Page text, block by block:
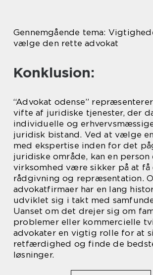
Gennemgående tema:
vælge den rette advokat
Konklusion:
“Advokat odense”
vifte af juridiske tjenester, der
individuelle og
juridisk bistand. Ved at vælge
med ekspertise inden for det
juridiske område, kan en person
virksomhed være sikker på at få
rådgivning og repræsentation.
advokatfirmaer har en lang
udviklet sig i takt med
Uanset om det drejer sig om
problemer eller kommercielle
advokater en vigtig rolle for at
retfærdighed og finde de
løsninger.